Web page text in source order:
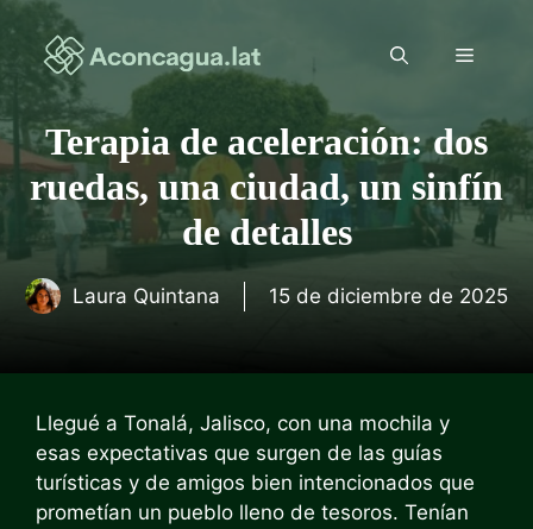
Saltar
contenido
Menú
Terapia de aceleración: dos
ruedas, una ciudad, un sinfín
de detalles
Laura Quintana 15 de diciembre de 2025
Llegué a Tonalá, Jalisco, con una mochila y
esas expectativas que surgen de las guías
turísticas y de amigos bien intencionados que
prometían un pueblo lleno de tesoros. Tenían